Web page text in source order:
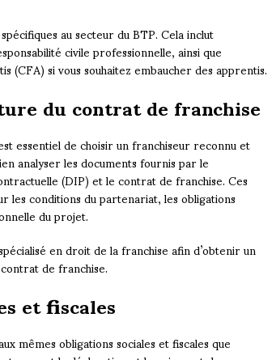
au secteur du BTP. Cela inclut
civile professionnelle, ainsi que
(CFA) si vous souhaitez embaucher des apprentis.
du contrat de franchise
essentiel de choisir un franchiseur reconnu et
analyser les documents fournis par le
(DIP) et le contrat de franchise. Ces
conditions du partenariat, les obligations
du projet.
en droit de la franchise afin d’obtenir un
de franchise.
et fiscales
mêmes obligations sociales et fiscales que